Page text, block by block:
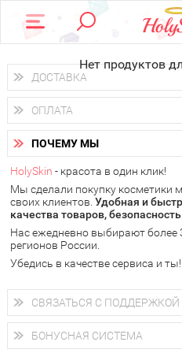
Нет продуктов
ДОСТАВКА
Доставка осуществляетсяпо
Вы можете выбрать доставку
получить заказ в пунктах
самовывоза.
В 20 городах России доставка
следующий день.
у Вас всегда есть
доставку от HolySkin.
подробнее об условиях
ОПЛАТА
Вы можете оплатить свой
наличными деньгами (
через интернет-банк (Альфа-
электронными способами.
ПОЧЕМУ МЫ
HolySkin - красота в один клик!
Мы сделали покупку косметики
своих клиентов. Удобная и
качества товаров,
Нас ежедневно выбирают более
регионов России.
Убедись в качестве сервиса и ты!
СВЯЗАТЬСЯ С ПОДДЕРЖКОЙ
+7 (800) 707-24-55
Мы будем рады ответить на все
магазина, проконсультировать
БОНУСНАЯ СИСТЕМА